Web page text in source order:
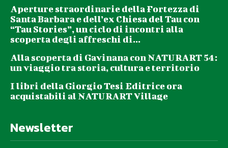
Aperture straordinarie della Fortezza di
Santa Barbara e dell’ex Chiesa del Tau con
“Tau Stories”, un ciclo di incontri alla
scoperta degli affreschi di...
Alla scoperta di Gavinana con NATURART 54:
un viaggio tra storia, cultura e territorio
I libri della Giorgio Tesi Editrice ora
acquistabili al NATURART Village
Newsletter